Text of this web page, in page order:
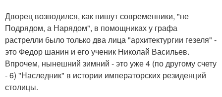
Дворец возводился, как пишут современники, "не
Подрядом, а Нарядом", в помощниках у графа
растрелли было только два лица "архитектургии гезеля" -
это Федор шанин и его ученик Николай Васильев.
Впрочем, нынешний зимний - это уже 4 (по другому счету
- 6) "Наследник" в истории императорских резиденций
столицы.